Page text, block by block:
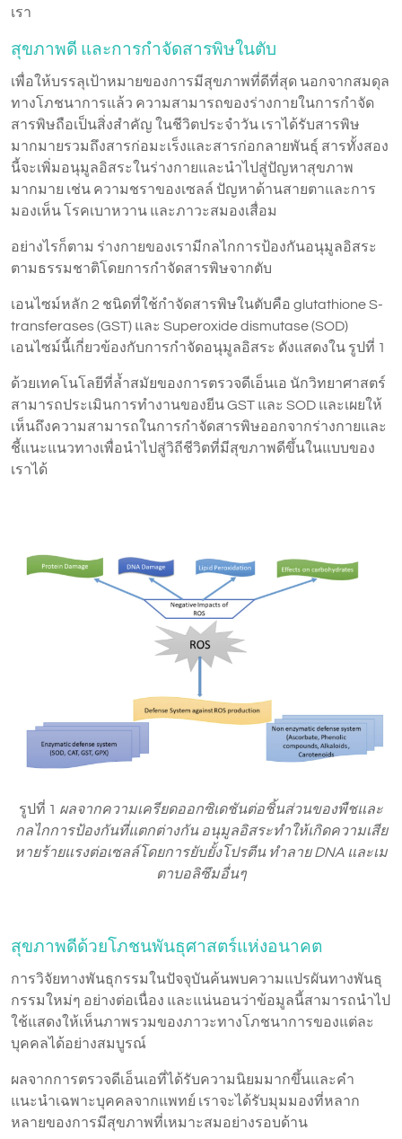
เรา
สุขภาพดี และการกำจัดสารพิษในตับ
เพื่อให้บรรลุเป้าหมายของการมีสุขภาพที่ดีที่สุด นอกจากสมดุล
ทางโภชนาการแล้ว ความสามารถของร่างกายในการกำจัด
สารพิษถือเป็นสิ่งสำคัญ ในชีวิตประจำวัน เราได้รับสารพิษ
มากมายรวมถึงสารก่อมะเร็งและสารก่อกลายพันธุ์ สารทั้งสอง
นี้จะเพิ่มอนุมูลอิสระในร่างกายและนำไปสู่ปัญหาสุขภาพ
มากมาย เช่น ความชราของเซลล์ ปัญหาด้านสายตาและการ
มองเห็น โรคเบาหวาน และภาวะสมองเสื่อม
อย่างไรก็ตาม ร่างกายของเรามีกลไกการป้องกันอนุมูลอิสระ
ตามธรรมชาติโดยการกำจัดสารพิษจากตับ
เอนไซม์หลัก 2 ชนิดที่ใช้กำจัดสารพิษในตับคือ glutathione S-
transferases (GST) และ Superoxide dismutase (SOD)
เอนไซม์นี้เกี่ยวข้องกับการกำจัดอนุมูลอิสระ ดังแสดงใน รูปที่ 1
ด้วยเทคโนโลยีที่ล้ำสมัยของการตรวจดีเอ็นเอ นักวิทยาศาสตร์
สามารถประเมินการทำงานของยีน GST และ SOD และเผยให้
เห็นถึงความสามารถในการกำจัดสารพิษออกจากร่างกายและ
ชี้แนะแนวทางเพื่อนำไปสู่วิถีชีวิตที่มีสุขภาพดีขึ้นในแบบของ
เราได้
รูปที่ 1 ผลจากความเครียดออกซิเดชันต่อชิ้นส่วนของพืชและ
กลไกการป้องกันที่แตกต่างกัน อนุมูลอิสระทำให้เกิดความเสีย
หายร้ายแรงต่อเซลล์โดยการยับยั้งโปรตีน ทำลาย DNA และเม
ตาบอลิซึมอื่นๆ
สุขภาพดีด้วยโภชนพันธุศาสตร์แห่งอนาคต
การวิจัยทางพันธุกรรมในปัจจุบันค้นพบความแปรผันทางพันธุ
กรรมใหม่ๆ อย่างต่อเนื่อง และแน่นอนว่าข้อมูลนี้สามารถนำไป
ใช้แสดงให้เห็นภาพรวมของภาวะทางโภชนาการของแต่ละ
บุคคลได้อย่างสมบูรณ์
ผลจากการตรวจดีเอ็นเอที่ได้รับความนิยมมากขึ้นและคำ
แนะนำเฉพาะบุคคลจากแพทย์ เราจะได้รับมุมมองที่หลาก
หลายของการมีสุขภาพที่เหมาะสมอย่างรอบด้าน